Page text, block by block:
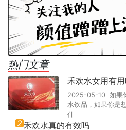
热门文章
禾欢水女用有
2025-05-10 如果
水饮品，如果你是
什
2 禾欢水真的有效吗